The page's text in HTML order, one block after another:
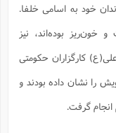
خود به اسامی خلفا.
خون‌ریز بوده‌اند، نیز
کارگزاران حکومتی
را نشان داده بودند و
گرفت.